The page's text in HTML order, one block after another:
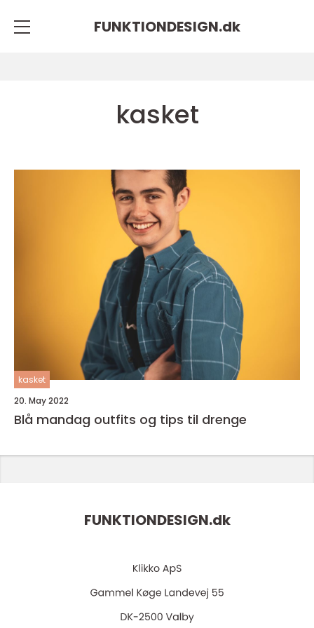
FUNKTIONDESIGN.dk
kasket
kasket
20. May 2022
Blå mandag outfits og tips til drenge
FUNKTIONDESIGN.dk